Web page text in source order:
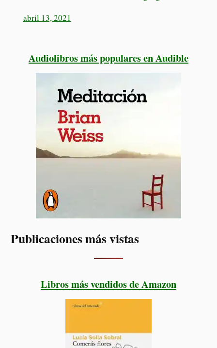
abril 13, 2021
Audiolibros más populares en Audible
Publicaciones más vistas
Libros más vendidos de Amazon